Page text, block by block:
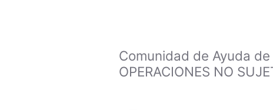
Comunidad de Ayuda de
OPERACIONES NO